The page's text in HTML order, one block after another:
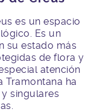
es un espacio
Es un
su estado más
de flora y
atención
Tramontana ha
singulares